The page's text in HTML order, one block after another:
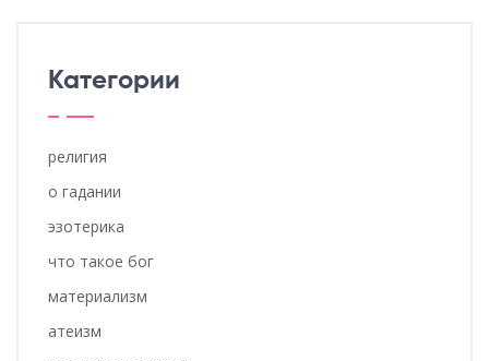
Категории
религия
о гадании
эзотерика
что такое бог
материализм
атеизм